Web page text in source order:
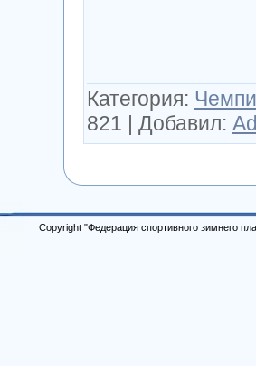
Категория:
821 | Добавил:
Copyright "Федерация спортивного зимнего